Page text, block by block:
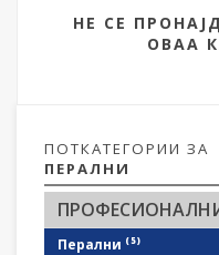
ПОТКАТЕГОРИИ ЗА
ПЕРАЛНИ
Перални (5)
НЕ СЕ
ОВАА